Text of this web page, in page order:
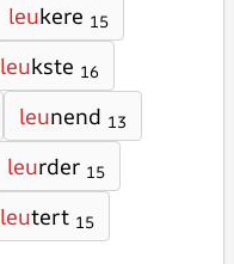
leukere 15
leukste 16
leunend 13
leurder 15
leutert 15